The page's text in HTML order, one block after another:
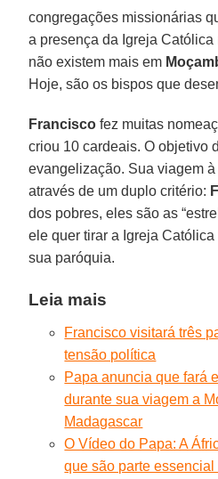
congregações missionárias
a presença da Igreja Católica
não existem mais em
Hoje, são os bispos que
Francisco fez muitas
criou 10 cardeais. O objetivo
evangelização. Sua viagem à
através de um duplo critério:
dos pobres, eles são as
ele quer tirar a Igreja
sua paróquia.
Leia mais
Francisco visitará três
tensão política
Papa anuncia que fará
durante sua viagem a
Madagascar
O Vídeo do Papa: A
que são parte